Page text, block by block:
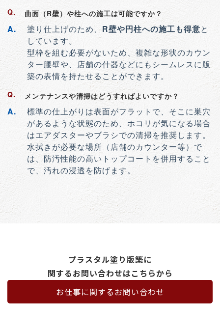
曲面（R壁）や柱への施工は可能ですか？
塗り仕上げのため、 R壁や円柱への施工も得意と
しています。
型枠を組む必要がないため、複雑な形状のカウン
ター腰壁や、店舗の什器などにもシームレスに版
築の表情を持たせることができます。
メンテナンスや清掃はどうすればよいですか？
標準の仕上がりは表面がフラットで、そこに巣穴
があるような状態のため、ホコリが気になる場合
はエアダスターやブラシでの清掃を推奨します。
水拭きが必要な場所（店舗のカウンター等）で
は、防汚性能の高いトップコートを併用すること
で、汚れの浸透を防げます。
プラスタル塗り版築に
関するお問い合わせはこちらから
お仕事に関するお問い合わせ